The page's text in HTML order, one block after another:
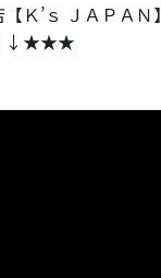
Ｋ’ｓ ＪＡＰＡＮ】